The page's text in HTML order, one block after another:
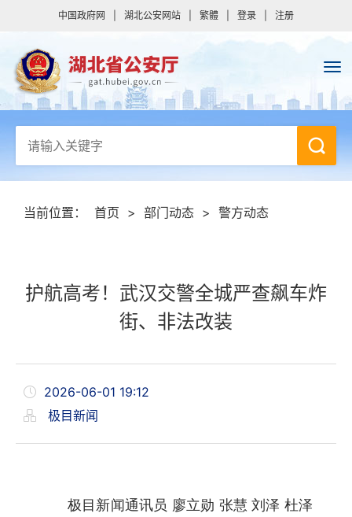
中国政府网 湖北公安网站 繁體 登录 注册
当前位置： 首页 > 部门动态 > 警方动态
护航高考！武汉交警全城严查飙车炸
街、非法改装
2026-06-01 19:12
极目新闻
极目新闻通讯员 廖立勋 张慧 刘泽 杜泽